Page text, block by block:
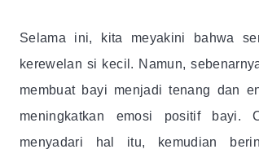
Selama ini, kita meyakini bahwa
kerewelan si kecil. Namun,
membuat bayi menjadi tenang dan
meningkatkan emosi positif bayi.
menyadari hal itu, kemudian